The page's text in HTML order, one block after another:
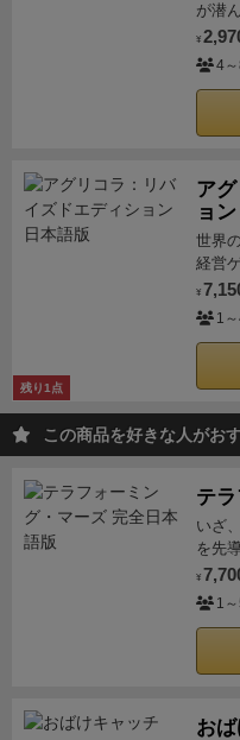
が潜
¥
4
残り1点
ア
ョン
世界
経営
¥
1
この商品を好きな人がお
テ
いざ
を先
¥
1
お